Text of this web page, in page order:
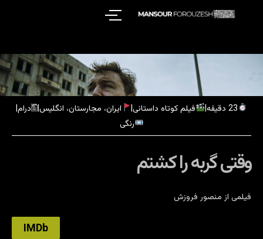
23 دقیقه| فیلم کوتاه داستانی|
ایران، مجارستان، انگلیس|🖺درام|
رنگی
وقتی گربه را کشتم
فیلمی از منصور فروزش
IMDb